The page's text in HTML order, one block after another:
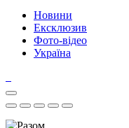
Новини
Ексклюзив
Фото-відео
Україна